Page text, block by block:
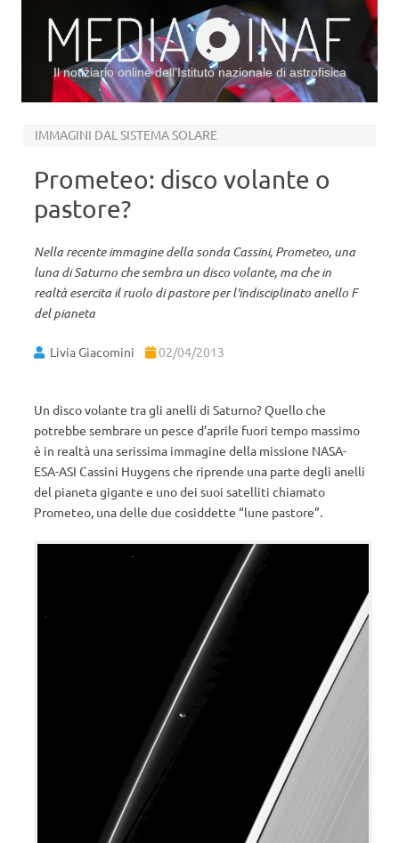
Il notiziario online dell’Istituto nazionale di astrofisica
IMMAGINI DAL SISTEMA SOLARE
Prometeo: disco volante o
pastore?
Nella recente immagine della sonda Cassini, Prometeo, una
luna di Saturno che sembra un disco volante, ma che in
realtà esercita il ruolo di pastore per l'indisciplinato anello F
del pianeta
Livia Giacomini 02/04/2013
Un disco volante tra gli anelli di Saturno? Quello che
potrebbe sembrare un pesce d’aprile fuori tempo massimo
è in realtà una serissima immagine della missione NASA-
ESA-ASI Cassini Huygens che riprende una parte degli anelli
del pianeta gigante e uno dei suoi satelliti chiamato
Prometeo, una delle due cosiddette “lune pastore”.